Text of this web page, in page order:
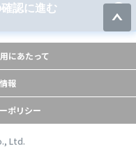
認に進む
にあたって
報
ポリシー
Ltd.